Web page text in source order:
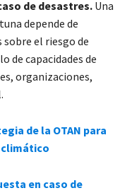
de desastres. Una
depende de
el riesgo de
de capacidades de
organizaciones,
de la OTAN para
en caso de